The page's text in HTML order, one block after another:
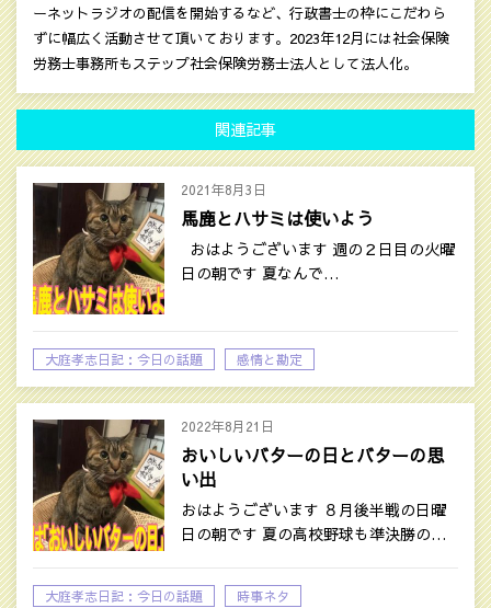
ーネットラジオの配信を開始するなど、行政書士の枠にこだわら
ずに幅広く活動させて頂いております。2023年12月には社会保険
労務士事務所もステップ社会保険労務士法人として法人化。
関連記事
2021年8月3日
馬鹿とハサミは使いよう
おはようございます 週の２日目の火曜
日の朝です 夏なんで…
大庭孝志日記：今日の話題 感情と勘定
2022年8月21日
おいしいバターの日とバターの思
い出
おはようございます ８月後半戦の日曜
日の朝です 夏の高校野球も準決勝の…
大庭孝志日記：今日の話題 時事ネタ